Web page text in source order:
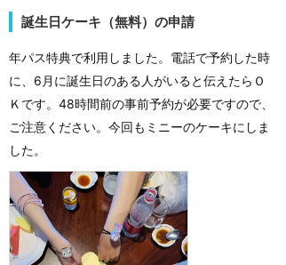
誕生日ケーキ（無料）の申請
年パス特典で利用しました。電話で予約した時
に、6月に誕生日のある人がいると伝えたらＯ
Ｋです。48時間前の事前予約が必要ですので、
ご注意ください。今回もミニーのケーキにしま
した。